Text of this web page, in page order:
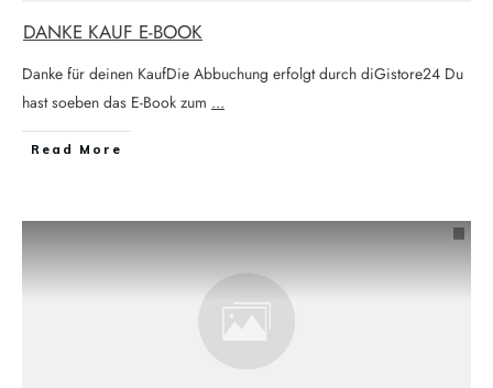
DANKE KAUF E-BOOK
Danke für deinen KaufDie Abbuchung erfolgt durch diGistore24 Du
hast soeben das E-Book zum ...
Read More